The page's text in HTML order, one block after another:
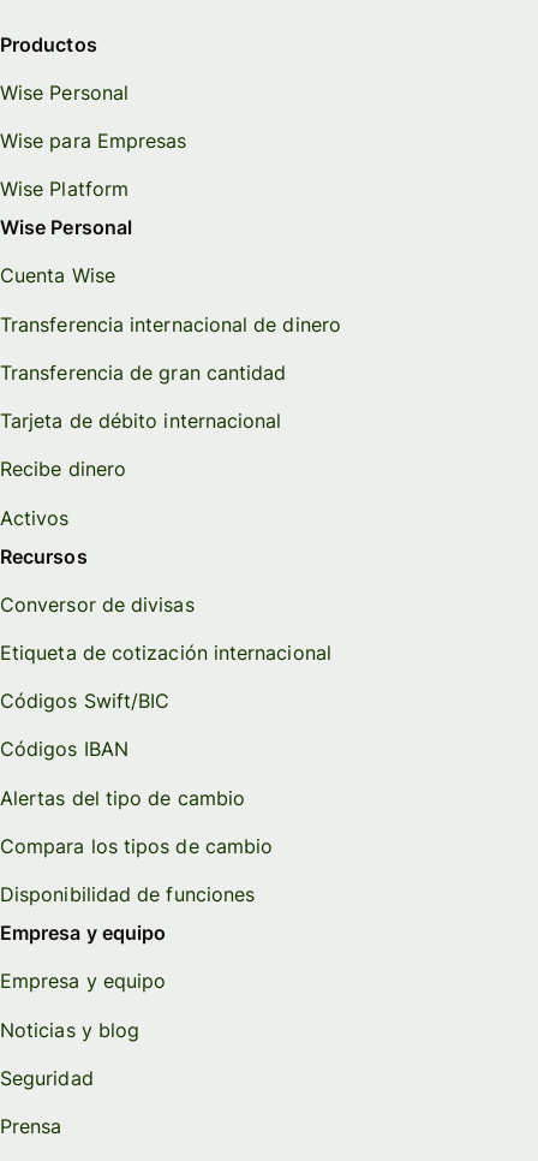
Productos
Wise Personal
Wise para Empresas
Wise Platform
Wise Personal
Cuenta Wise
Transferencia internacional de dinero
Transferencia de gran cantidad
Tarjeta de débito internacional
Recibe dinero
Activos
Recursos
Conversor de divisas
Etiqueta de cotización internacional
Códigos Swift/BIC
Códigos IBAN
Alertas del tipo de cambio
Compara los tipos de cambio
Disponibilidad de funciones
Empresa y equipo
Empresa y equipo
Noticias y blog
Seguridad
Prensa